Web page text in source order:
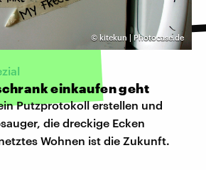
© kitekun | Photocase.de
einkaufen geht
Putzprotokoll erstellen und
die dreckige Ecken
Wohnen ist die Zukunft.